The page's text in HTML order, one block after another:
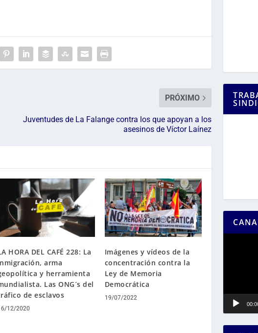
PRÓXIMO
Juventudes de La Falange contra los que apoyan a los
asesinos de Víctor Laínez
HORA DEL CAFÉ 228: La
arma
y herramienta
Las ONG´s del
de esclavos
12/2020
Imágenes y vídeos de la
concentración contra la
Ley de Memoria
Democrática
19/07/2022